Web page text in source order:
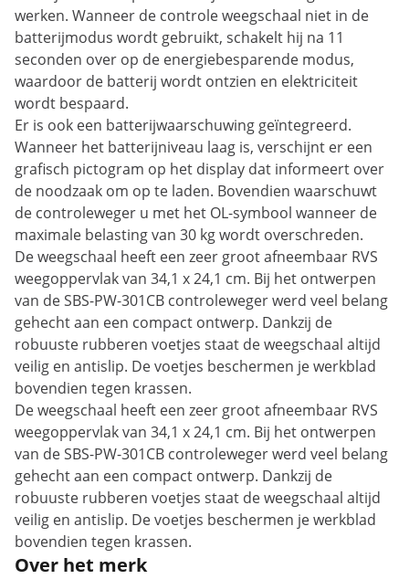
werken. Wanneer de controle weegschaal niet in de
batterijmodus wordt gebruikt, schakelt hij na 11
seconden over op de energiebesparende modus,
waardoor de batterij wordt ontzien en elektriciteit
wordt bespaard.
Er is ook een batterijwaarschuwing geïntegreerd.
Wanneer het batterijniveau laag is, verschijnt er een
grafisch pictogram op het display dat informeert over
de noodzaak om op te laden. Bovendien waarschuwt
de controleweger u met het OL-symbool wanneer de
maximale belasting van 30 kg wordt overschreden.
De weegschaal heeft een zeer groot afneembaar RVS
weegoppervlak van 34,1 x 24,1 cm. Bij het ontwerpen
van de SBS-PW-301CB controleweger werd veel belang
gehecht aan een compact ontwerp. Dankzij de
robuuste rubberen voetjes staat de weegschaal altijd
veilig en antislip. De voetjes beschermen je werkblad
bovendien tegen krassen.
De weegschaal heeft een zeer groot afneembaar RVS
weegoppervlak van 34,1 x 24,1 cm. Bij het ontwerpen
van de SBS-PW-301CB controleweger werd veel belang
gehecht aan een compact ontwerp. Dankzij de
robuuste rubberen voetjes staat de weegschaal altijd
veilig en antislip. De voetjes beschermen je werkblad
bovendien tegen krassen.
Over het merk